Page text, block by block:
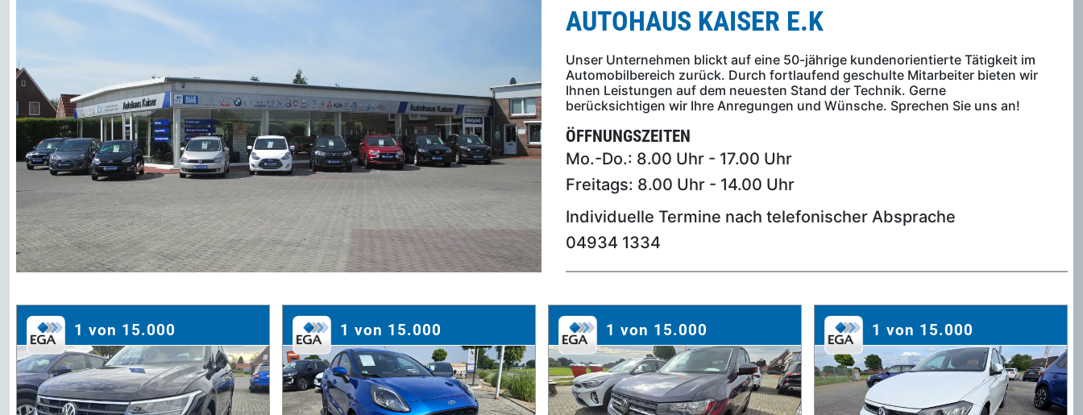
AUTOHAUS KAISER E.K
Unser Unternehmen blickt auf eine 50-jährige kundenorientierte Tätigkeit im
Automobilbereich zurück. Durch fortlaufend geschulte Mitarbeiter bieten wir
Ihnen Leistungen auf dem neuesten Stand der Technik. Gerne
berücksichtigen wir Ihre Anregungen und Wünsche. Sprechen Sie uns an!
ÖFFNUNGSZEITEN
Mo.-Do.: 8.00 Uhr - 17.00 Uhr
Freitags: 8.00 Uhr - 14.00 Uhr
Individuelle Termine nach telefonischer Absprache
04934 1334
1 von 15.000 1 von 15.000 1 von 15.000 1 von 15.000